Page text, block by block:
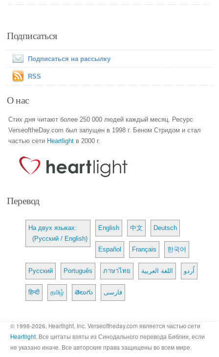
Подписаться
Подписаться на рассылку
RSS
О нас
Стих дня читают более 250 000 людей каждый месяц. Ресурс
VerseoftheDay.com был запущен в 1998 г. Беном Стридом и стал
частью сети Heartlight в 2000 г.
Перевод
На двух языках:
(Русский / English)
English 中文 Deutsch
Español Français 한국어
Русский Português ภาษาไทย اللغة العربية اُردو
हिन्दी தமிழ் తెలుగు فارسی
© 1998-2026, Heartlight, Inc. Verseoftheday.com является частью сети
Heartlight. Все цитаты взяты из Синодального перевода Библии, если
не указано иначе. Все авторские права защищены во всем мире.